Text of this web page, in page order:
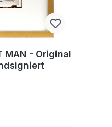
MAN - Original